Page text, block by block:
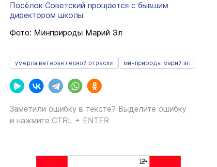
Посёлок Советский прощается с бывшим
директором школы
Фото: Минприроды Марий Эл
умерла ветеран лесной отрасли минприроды марий эл
Заметили ошибку в тексте? Выделите ошибку
и нажмите CTRL + ENTER